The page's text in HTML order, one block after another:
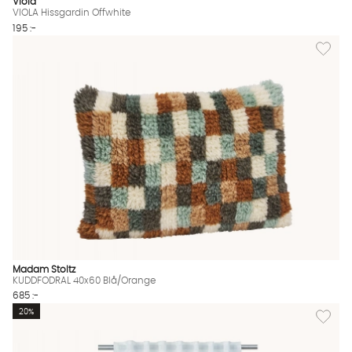
Viola
VIOLA Hissgardin Offwhite
195 :-
Lägg
Madam Stoltz
KUDDFODRAL 40x60 Blå/Orange
685 :-
Lägg
20%